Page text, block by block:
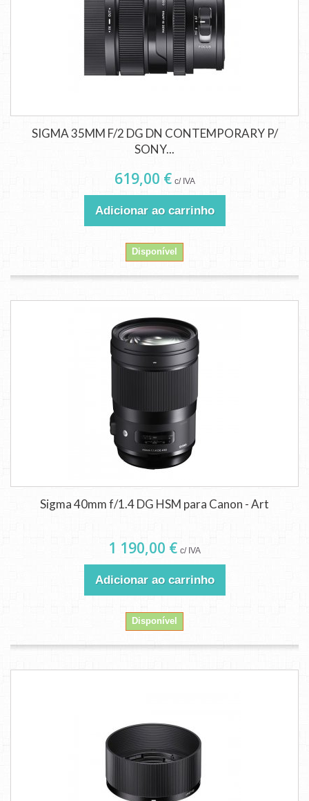
SIGMA 35MM F/2 DG DN CONTEMPORARY P/
SONY...
619,00 € c/ IVA
Adicionar ao carrinho
Disponível
Sigma 40mm f/1.4 DG HSM para Canon - Art
1 190,00 € c/ IVA
Adicionar ao carrinho
Disponível